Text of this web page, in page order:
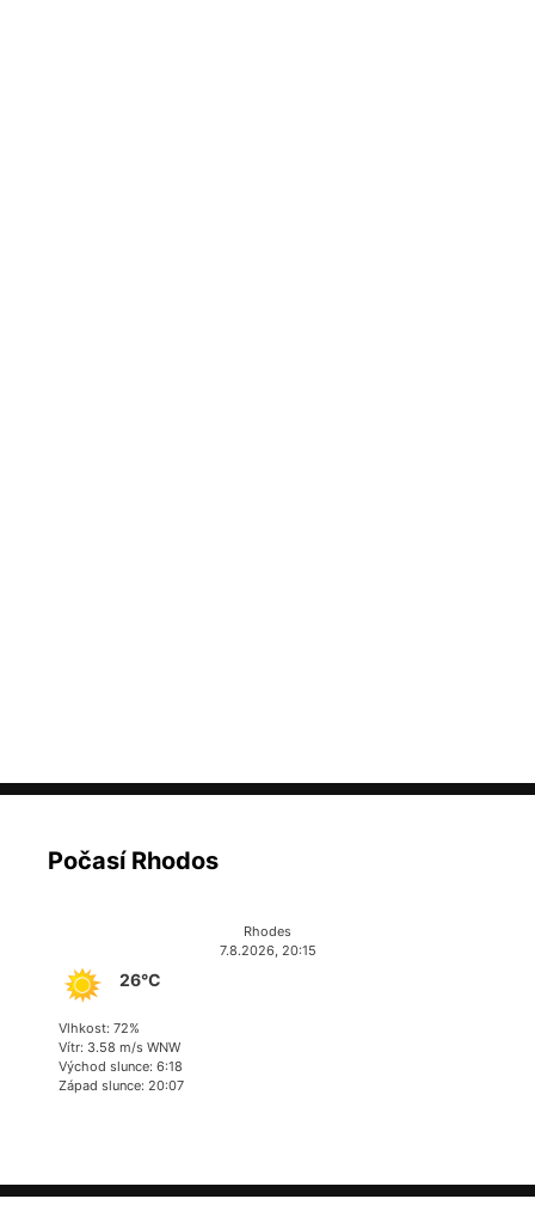
Počasí Rhodos
Rhodes
7.8.2026, 20:15
26°C
Vlhkost: 72%
Vítr: 3.58 m/s WNW
Východ slunce: 6:18
Západ slunce: 20:07